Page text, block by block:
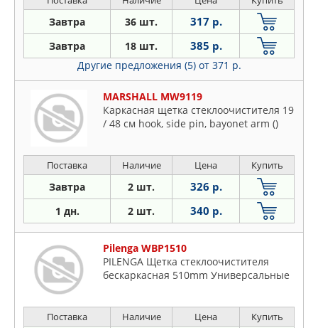
Завтра 36 шт. 317 р.
Завтра 18 шт. 385 р.
Другие предложения (5) от 371 р.
MARSHALL MW9119
Каркасная щетка стеклоочистителя 19
/ 48 см hook, side pin, bayonet arm ()
Поставка Наличие Цена Купить
Завтра 2 шт. 326 р.
1 дн. 2 шт. 340 р.
Pilenga WBP1510
PILENGA Щетка стеклоочистителя
бескаркасная 510mm Универсальные
Поставка Наличие Цена Купить